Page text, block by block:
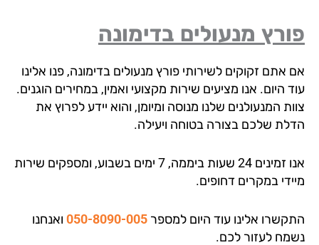
מנעולים בדימונה
אתם זקוקים לשירותי פורץ מנעולים בדימונה, פנו אלינו
היום. אנו מציעים שירות מקצועי ואמין, במחירים הוגנים.
המנעולנים שלנו מנוסה ומיומן, והוא יידע לפרוץ את
שלכם בצורה בטוחה ויעילה.
אנו זמינים 24 שעות ביממה, 7 ימים בשבוע, ומספקים שירות
במקרים דחופים.
אלינו עוד היום למספר050-8090-005ואנחנו
לעזור לכם.